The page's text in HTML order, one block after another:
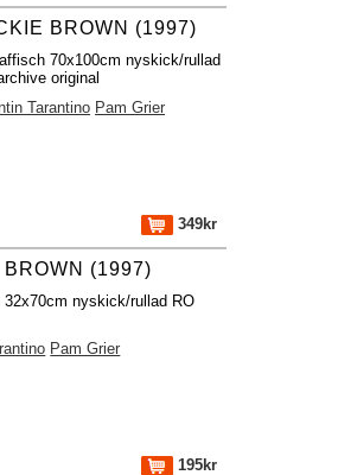
BROWN (1997)
70x100cm nyskick/rullad
original
Tarantino Pam Grier
349kr
(1997)
32x70cm nyskick/rullad RO
Pam Grier
195kr